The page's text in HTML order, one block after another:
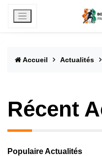
Accueil Actualités
Récent
Populaire Actualités